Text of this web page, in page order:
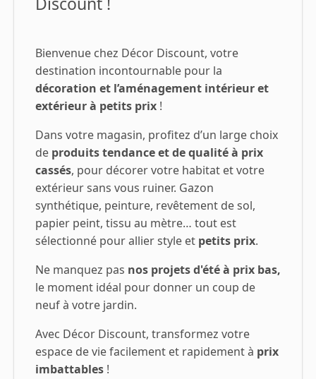
Bienvenue chez Décor Discount, votre
destination incontournable pour la
décoration et l’aménagement intérieur et
extérieur à petits prix !
Dans votre magasin, profitez d’un large choix
de produits tendance et de qualité à prix
cassés, pour décorer votre habitat et votre
extérieur sans vous ruiner. Gazon
synthétique, peinture, revêtement de sol,
papier peint, tissu au mètre… tout est
sélectionné pour allier style et petits prix.
Ne manquez pas nos projets d'été à prix bas,
le moment idéal pour donner un coup de
neuf à votre jardin.
Avec Décor Discount, transformez votre
espace de vie facilement et rapidement à prix
imbattables !